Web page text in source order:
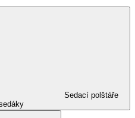
Sedací polštáře